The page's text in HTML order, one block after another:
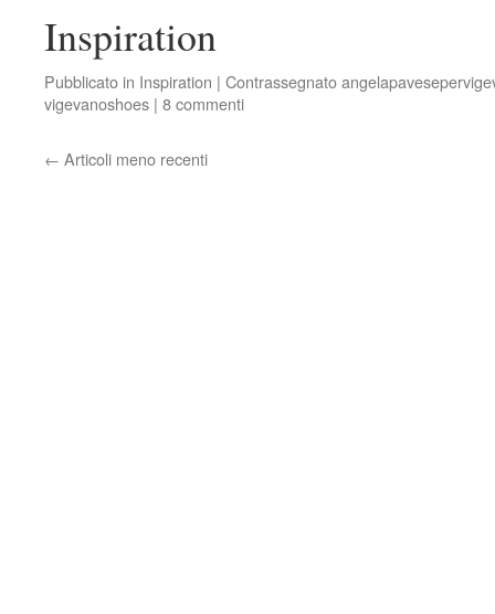
Inspiration
Pubblicato in Inspiration | Contrassegnato
vigevanoshoes | 8 commenti
← Articoli meno recenti